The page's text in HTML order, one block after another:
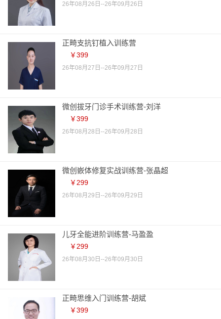
26年08月26日--26年09月26日
正畸支抗钉植入训练营
￥399
26年08月27日--26年09月27日
微创拔牙门诊手术训练营-刘洋
￥399
26年08月28日--26年09月28日
微创嵌体修复实战训练营-张晶超
￥299
26年08月29日--26年09月29日
儿牙全能进阶训练营-马盈盈
￥299
26年08月30日--26年09月30日
正畸思维入门训练营-胡斌
￥399